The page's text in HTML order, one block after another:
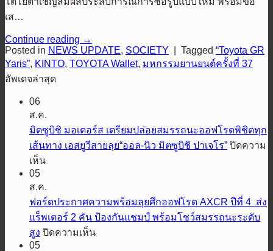
เส…
Continue reading →
Posted in NEWS UPDATE, SOCIETY Tagged “Toyota GR
Yaris”, KINTO, TOYOTA Wallet, มหกรรมยานยนต์ครั้งที่ 37
อัพเดจล่าสุด
06
ส.ค.
มิตซูบิชิ มอเตอร์ส เตรียมปล่อยสมรรถนะออฟโรดพิชิตทุก
เส้นทาง เอสยูวีสายลุย“ออล-นิว มิตซูบิชิ ปาเจโร” ปิดความ
เห็นบน
ซู
บิชิ
มอ
เต
05
ส.ค.
ฟอร์ดประกาศความพร้อมลุยศึกออฟโรด AXCR ปีที่ 4 ส่ง
แร็พเตอร์ 2 คัน ป้องกันแชมป์ พร้อมโชว์สมรรถนะระดับ
สูง ปิดความเห็นบน
05